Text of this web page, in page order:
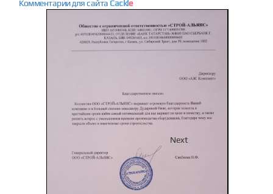
Комментарии для сайта Cackle
Next